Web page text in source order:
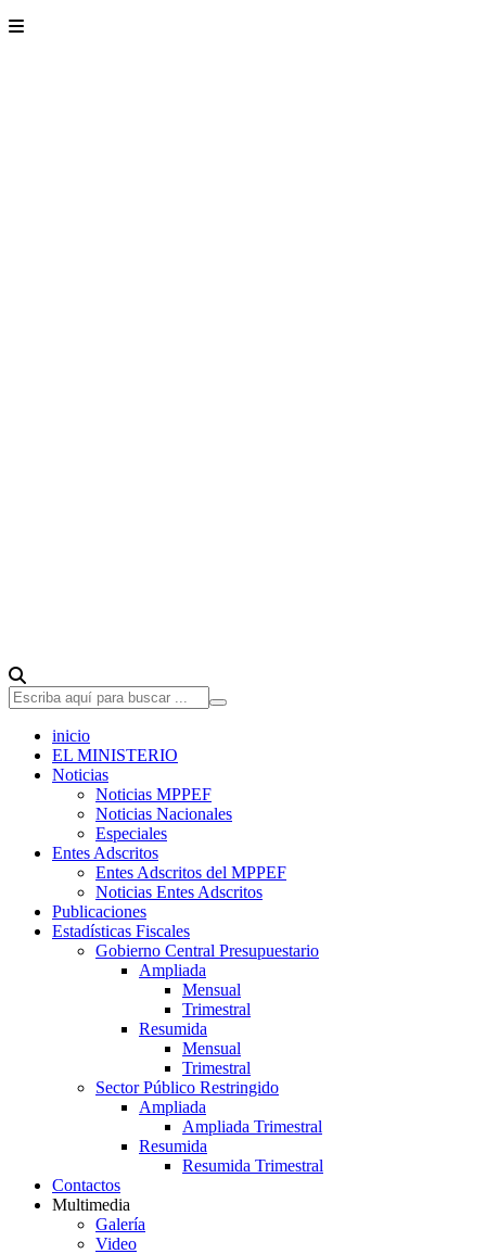
inicio
EL MINISTERIO
Noticias
Noticias MPPEF
Noticias Nacionales
Especiales
Entes Adscritos
Entes Adscritos del MPPEF
Noticias Entes Adscritos
Publicaciones
Estadísticas Fiscales
Gobierno Central Presupuestario
Ampliada
Mensual
Trimestral
Resumida
Mensual
Trimestral
Sector Público Restringido
Ampliada
Ampliada Trimestral
Resumida
Resumida Trimestral
Contactos
Multimedia
Galería
Video